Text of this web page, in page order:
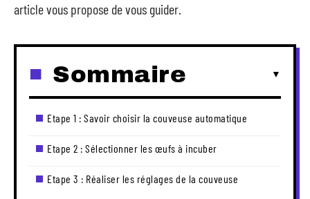
article vous propose de vous guider.
Sommaire
Etape 1 : Savoir choisir la couveuse automatique
Etape 2 : Sélectionner les œufs à incuber
Etape 3 : Réaliser les réglages de la couveuse